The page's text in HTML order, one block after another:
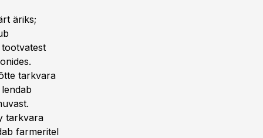
äriks;
tarkvara
tarkvara
farmeritel